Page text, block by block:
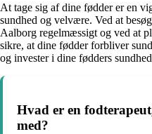
At tage sig af dine fødder er en
sundhed og velvære. Ved at
Aalborg regelmæssigt og ved at
sikre, at dine fødder forbliver
og invester i dine fødders
Hvad er en
med?